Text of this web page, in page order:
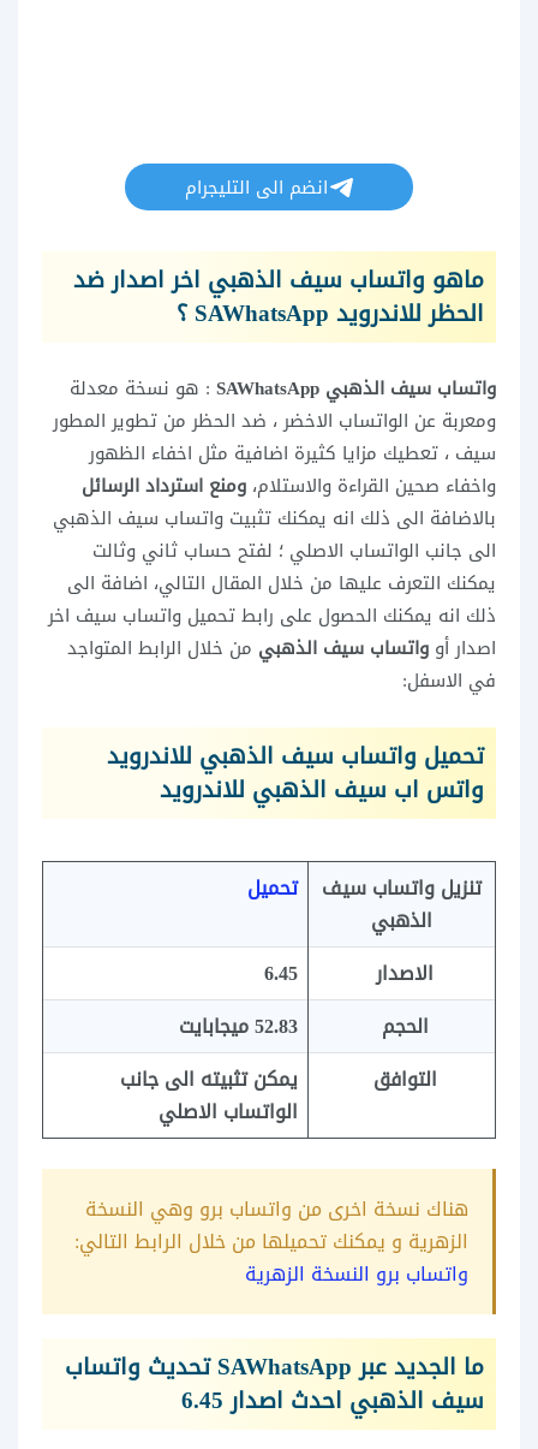
انضم الى التليجرام
ماهو واتساب سيف الذهبي اخر اصدار ضد
الحظر للاندرويد SAWhatsApp ؟
واتساب سيف الذهبي SAWhatsApp
: هو نسخة معدلة
ومعربة عن الواتساب الاخضر ، ضد الحظر من تطوير المطور
سيف ، تعطيك مزايا كثيرة اضافية مثل اخفاء الظهور
واخفاء صحين القراءة والاستلام، ومنع استرداد الرسائل
بالاضافة الى ذلك انه يمكنك تثبيت واتساب سيف الذهبي
الى جانب الواتساب الاصلي ؛ لفتح حساب ثاني وثالت
يمكنك التعرف عليها من خلال المقال التالي، اضافة الى
ذلك انه يمكنك الحصول على رابط تحميل واتساب سيف اخر
اصدار أو واتساب سيف الذهبي من خلال الرابط المتواجد
في الاسفل:
تحميل واتساب سيف الذهبي للاندرويد
واتس اب سيف الذهبي للاندرويد
تنزيل واتساب سيف
الذهبي
تحميل
الاصدار
6.45
الحجم
52.83 ميجابايت
التوافق
يمكن تثبيته الى جانب
الواتساب الاصلي
هناك نسخة اخرى من واتساب برو وهي النسخة
الزهرية و يمكنك تحميلها من خلال الرابط التالي:
واتساب برو النسخة الزهرية
ما الجديد عبر SAWhatsApp تحديث واتساب
سيف الذهبي احدث اصدار6.45